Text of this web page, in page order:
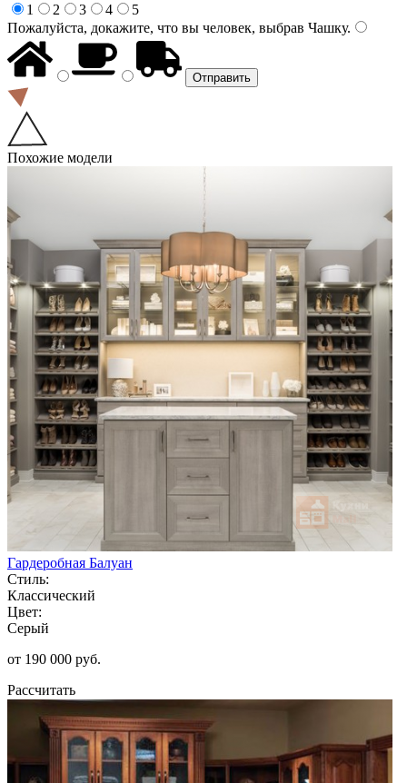
1
2 3 4
5
Пожалуйста, докажите, что вы человек, выбрав Чашку.
Похожие модели
Гардеробная Балуан
Стиль:
Классический
Цвет:
Серый
от 190 000 руб.
Рассчитать